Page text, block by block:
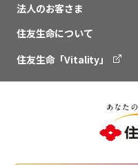
法人のお客さま
住友生命について
住友生命「Vitality」